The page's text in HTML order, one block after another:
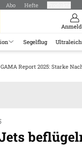
Abo Hefte
Segelflug
GAMA Report 2025: Starke